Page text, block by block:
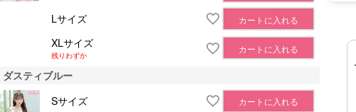
Lサイズ カートに入れる
XLサイズ
残りわずか
カートに入れる
ダスティブルー
Sサイズ
カートに入れる